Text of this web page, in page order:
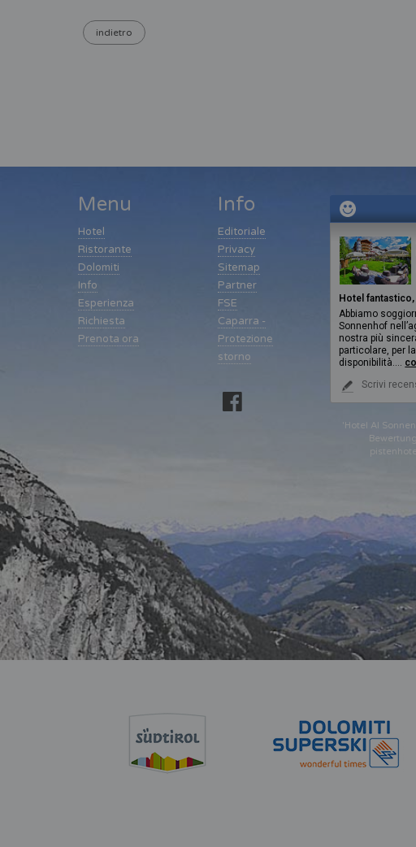
indietro
Menu
Hotel
Ristorante
Dolomiti
Info
Esperienza
Richiesta
Prenota ora
Info
Editoriale
Privacy
Sitemap
Partner
FSE
Caparra -
Protezione
storno
Hotel
Abbiamo
Sonnenhof
nostra più
particolare, per
disponibilità....
Scrivi